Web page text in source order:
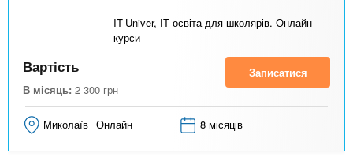
IT-Univer, ІТ-освіта для школярів. Онлайн-
курси
Вартість
В місяць: 2 300 грн
Записатися
Миколаїв Онлайн 8 місяців